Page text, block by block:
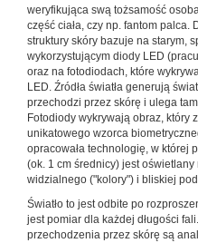
weryfikująca swą tożsamość
część ciała, czy np. fantom palca.
struktury skóry bazuje na starym,
wykorzystującym diody LED
oraz na fotodiodach, które
LED. Źródła światła generują
przechodzi przez skórę i ulega
Fotodiody wykrywają obraz, który
unikatowego wzorca
opracowała technologię, w której
(ok. 1 cm średnicy) jest oświetlany
widzialnego ("kolory") i bliskiej
Światło to jest odbite po
jest pomiar dla każdej długości
przechodzenia przez skórę są